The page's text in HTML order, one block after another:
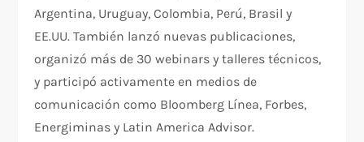
Argentina, Uruguay, Colombia, Perú, Brasil y
EE.UU. También lanzó nuevas publicaciones,
organizó más de 30 webinars y talleres técnicos,
y participó activamente en medios de
comunicación como Bloomberg Línea, Forbes,
Energiminas y Latin America Advisor.